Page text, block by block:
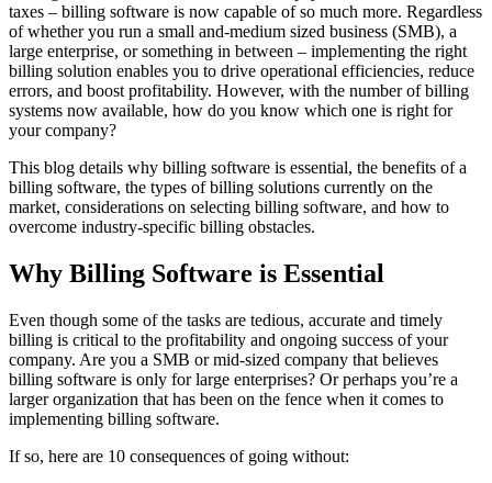
taxes – billing software is now capable of so much more. Regardless
of whether you run a small and-medium sized business (SMB), a
large enterprise, or something in between – implementing the right
billing solution enables you to drive operational efficiencies, reduce
errors, and boost profitability. However, with the number of billing
systems now available, how do you know which one is right for
your company?
This blog details why billing software is essential, the benefits of a
billing software, the types of billing solutions currently on the
market, considerations on selecting billing software, and how to
overcome industry-specific billing obstacles.
Why Billing Software is Essential
Even though some of the tasks are tedious, accurate and timely
billing is critical to the profitability and ongoing success of your
company. Are you a SMB or mid-sized company that believes
billing software is only for large enterprises? Or perhaps you’re a
larger organization that has been on the fence when it comes to
implementing billing software.
If so, here are 10 consequences of going without: